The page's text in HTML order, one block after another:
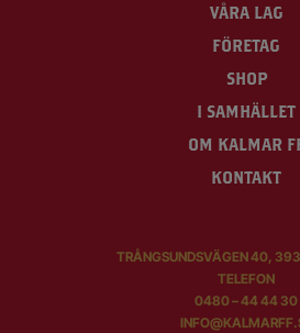
VÅRA LAG
FÖRETAG
SHOP
I SAMHÄLLET
OM KALMAR
KONTAKT
TRÅNGSUNDSVÄGEN 40,
TELEFON
0480 – 44 44 30